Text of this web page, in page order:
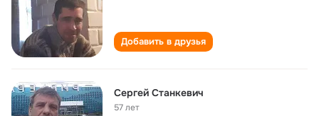
Добавить в друзья
Сергей Станкевич
57 лет